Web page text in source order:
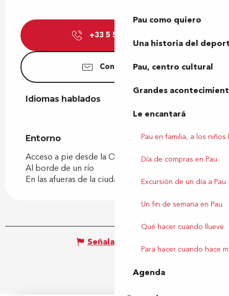
Pau como quiero
Una historia del
Pau, centro cultural
Grandes
Le encantará
Pau en familia, a los niños
Día de compras en Pau
Excursión de un día a Pau
Un fin de semana en Pau
Qué hacer cuando llueve
Para hacer cuando hace
Agenda
+33 5 59 27 27
Contáctenos
Idiomas hablados
Idiomas hablados
Entorno
Entorno
Acceso a pie desde la Oficina de Turismo
Al borde de un río
En las afueras de la ciudad
Señalar un error